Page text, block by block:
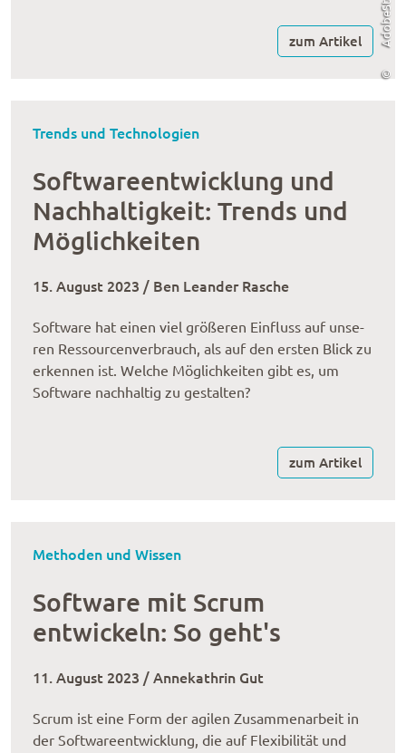
zum Artikel
©
Trends und Technologien
Softwareentwicklung und
Nachhaltigkeit: Trends und
Möglichkeiten
15. August 2023 / Ben Leander Rasche
Soft­ware hat einen viel größe­ren Einfluss auf unse­
ren Ressour­cen­ver­brauch, als auf den ersten Blick zu
erken­nen ist. Welche Möglich­kei­ten gibt es, um
Soft­ware nach­hal­tig zu gestal­ten?
zum Artikel
Methoden und Wissen
Software mit Scrum
entwickeln: So geht's
11. August 2023 / Annekathrin Gut
Scrum ist eine Form der agilen Zusam­me­n­a­r­beit in
der Softwareentwicklung, die auf Flexi­bi­li­tät und